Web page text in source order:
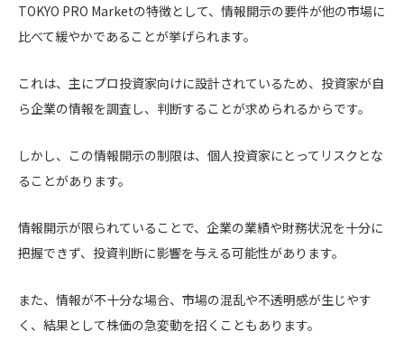
TOKYO PRO Marketの特徴として、情報開示の要件が他の市場に
比べて緩やかであることが挙げられます。
これは、主にプロ投資家向けに設計されているため、投資家が自
ら企業の情報を調査し、判断することが求められるからです。
しかし、この情報開示の制限は、個人投資家にとってリスクとな
ることがあります。
情報開示が限られていることで、企業の業績や財務状況を十分に
把握できず、投資判断に影響を与える可能性があります。
また、情報が不十分な場合、市場の混乱や不透明感が生じやす
く、結果として株価の急変動を招くこともあります。